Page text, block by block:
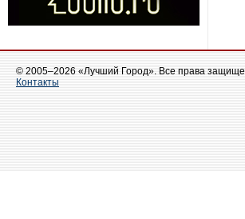
© 2005–2026 «Лучший Город». Все права
Контакты